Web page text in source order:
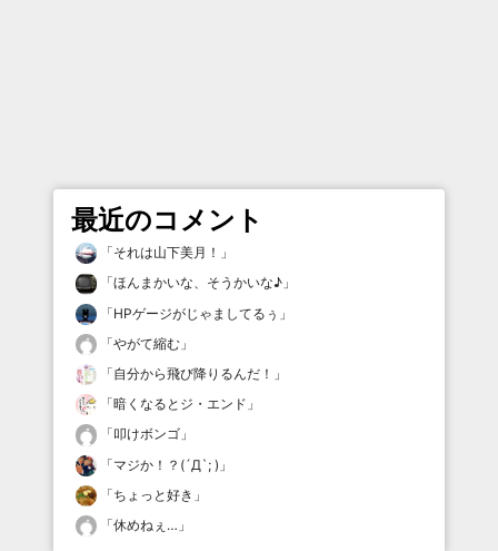
最近のコメント
「それは山下美月！ 」
「ほんまかいな、そうかいな♪ 」
「HPゲージがじゃましてるぅ 」
「やがて縮む 」
「自分から飛び降りるんだ！ 」
「暗くなるとジ・エンド 」
「叩けボンゴ 」
「マジか！？(´Д`; ) 」
「ちょっと好き 」
「休めねぇ… 」